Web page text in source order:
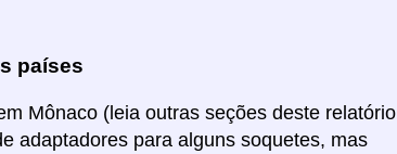
países
Mônaco (leia outras seções deste relatório
adaptadores para alguns soquetes, mas